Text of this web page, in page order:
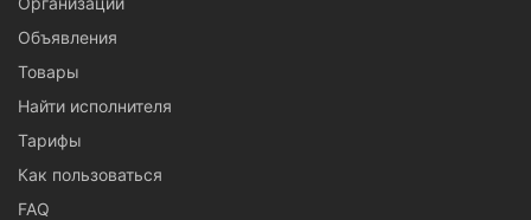
Объявления
Товары
Найти исполнителя
Тарифы
Как пользоваться
FAQ